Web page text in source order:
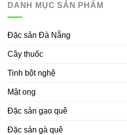
DANH MỤC SẢN PHẨM
Đặc sản Đà Nẵng
Cây thuốc
Tinh bột nghệ
Mật ong
Đặc sản gạo quê
Đặc sản gà quê